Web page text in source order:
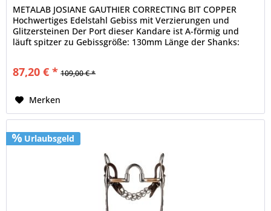
METALAB JOSIANE GAUTHIER CORRECTING BIT COPPER
Hochwertiges Edelstahl Gebiss mit Verzierungen und
Glitzersteinen Der Port dieser Kandare ist A-förmig und
läuft spitzer zu Gebissgröße: 130mm Länge der Shanks:
87,20 € * 109,00 € *
Merken
Urlaubsgeld